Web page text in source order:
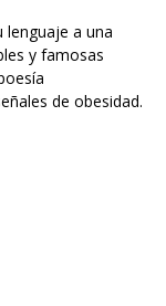
lenguaje a una
y famosas
de obesidad.